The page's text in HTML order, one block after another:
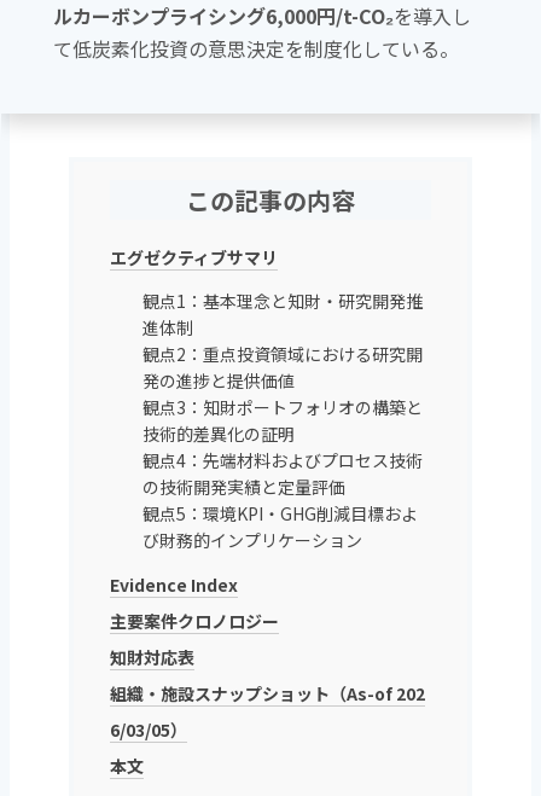
ルカーボンプライシング6,000円/t-CO₂を導入し
て低炭素化投資の意思決定を制度化している。
この記事の内容
エグゼクティブサマリ
観点1：基本理念と知財・研究開発推
進体制
観点2：重点投資領域における研究開
発の進捗と提供価値
観点3：知財ポートフォリオの構築と
技術的差異化の証明
観点4：先端材料およびプロセス技術
の技術開発実績と定量評価
観点5：環境KPI・GHG削減目標およ
び財務的インプリケーション
Evidence Index
主要案件クロノロジー
知財対応表
組織・施設スナップショット（As-of 202
6/03/05）
本文